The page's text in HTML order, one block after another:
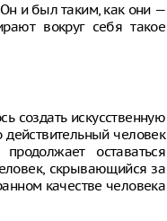
и был таким, как они —
вокруг себя такое
создать искусственную
человек
оставаться
скрывающийся за
качестве человека